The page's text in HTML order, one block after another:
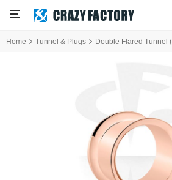
Home Tunnel & Plugs Double Flared Tunnel